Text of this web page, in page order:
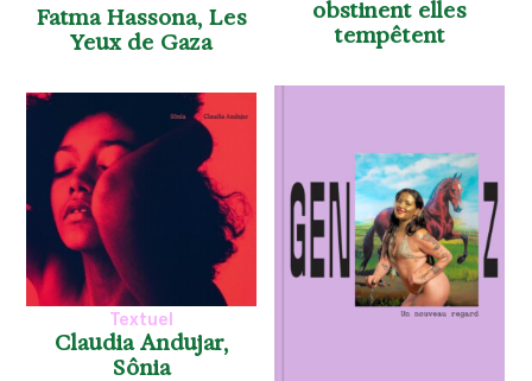
obstinent elles
tempêtent
Fatma Hassona, Les
Yeux de Gaza
Textuel
Claudia Andujar,
Sônia